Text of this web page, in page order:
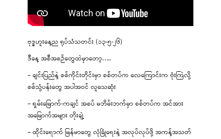
ဗုဒ္ဓဟူးနေ့ည ရုပ်သံသတင်း (၁၃-၅-၂၆)
ဒီနေ့ အစီအစဉ်တွေထဲမှာတော့…..
– ချင်းပြည်နဲ့ စစ်ကိုင်းတိုင်းမှာ စစ်တပ်က လေကြောင်းက ဗုံးကြဲလို့
စစ်သုံ့ပန်းတွေ အပါအဝင် လူသေဆုံး
– ရှမ်းမြောက်-ကချင် အစပ် မဘိမ်းဘက်မှာ စစ်တပ်က အင်အား
အမြောက်အများ တိုးချဲ့
– ထိုင်းရောက် မြန်မာတွေ လုံခြုံရေးနဲ့ အလုပ်လုပ်ဖို့ အကန့်အသတ်